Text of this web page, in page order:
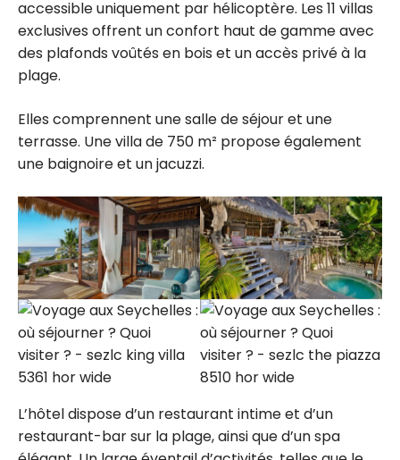
accessible uniquement par hélicoptère. Les 11 villas
exclusives offrent un confort haut de gamme avec
des plafonds voûtés en bois et un accès privé à la
plage.
Elles comprennent une salle de séjour et une
terrasse. Une villa de 750 m² propose également
une baignoire et un jacuzzi.
L’hôtel dispose d’un restaurant intime et d’un
restaurant-bar sur la plage, ainsi que d’un spa